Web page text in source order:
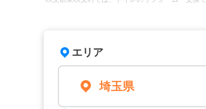
エリア
埼玉県